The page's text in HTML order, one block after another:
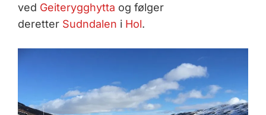
ved Geiterygghytta og følger
deretter Sudndalen i Hol.